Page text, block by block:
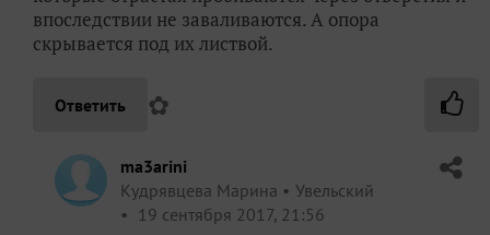
впоследствии не заваливаются. А опора
скрывается под их листвой.
Ответить ✿
ma3arini
Кудрявцева Марина
Увельский
19 сентября 2017, 21:56